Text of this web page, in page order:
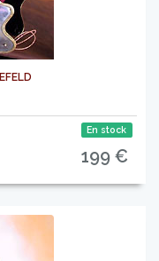
En stock
199 €